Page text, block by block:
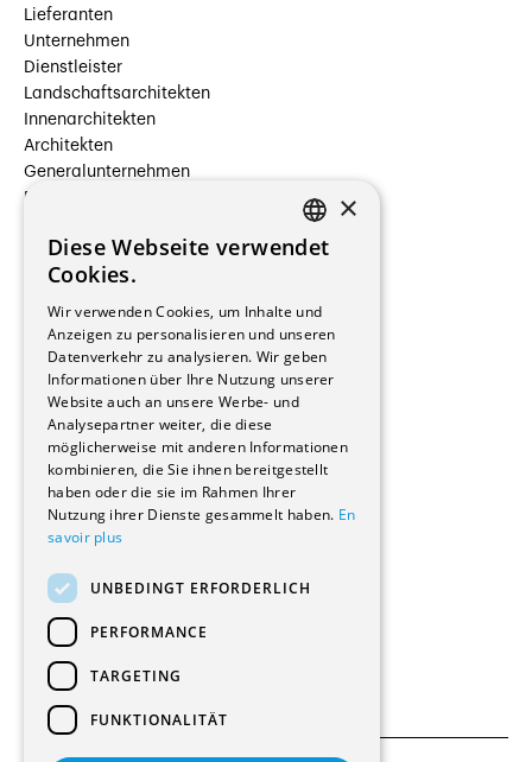
Lieferanten
Unternehmen
Dienstleister
Landschaftsarchitekten
Innenarchitekten
Architekten
Generalunternehmen
Beauftragte Unternehmen
Hersteller/Lieferanten
Bauherrschaften
Immobilienverwaltungsgesellschaften
Stockwerkeigentum
Reportagen
Wohnungen
Renovierungen
Innere Umbauten
Gastgewerbe und Tourismus
Verwaltungsgebäude und Geschäfte
Schuleinrichtungen
Medizinische Einrichtungen
Kultur - Sport - Freizeit
Industrie - Handwerk
Transport und Parkplätze
Diverse Bauten
FRENCH
×
Diese Webseite verwendet
Cookies.
Wir verwenden Cookies, um Inhalte und
Anzeigen zu personalisieren und unseren
Datenverkehr zu analysieren. Wir geben
Informationen über Ihre Nutzung unserer
Website auch an unsere Werbe- und
Analysepartner weiter, die diese
möglicherweise mit anderen Informationen
kombinieren, die Sie ihnen bereitgestellt
haben oder die sie im Rahmen Ihrer
Nutzung ihrer Dienste gesammelt haben. En
savoir plus
UNBEDINGT ERFORDERLICH
PERFORMANCE
TARGETING
FUNKTIONALITÄT